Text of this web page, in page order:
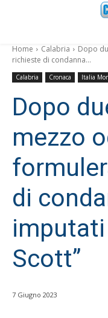
Home Calabria
Dopo
richieste di condanna...
Calabria Cronaca Italia
Dopo
mezzo
di
imputati
Scott”
7 Giugno 2023